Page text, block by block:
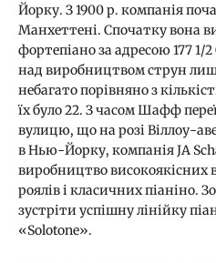
Йорку. З 1900 р. компанія
Манхеттені. Спочатку вона
фортепіано за адресою 177
над виробництвом струн
небагато порівняно з
їх було 22. З часом Шафф
вулицю, що на розі Віллоу-
в Нью-Йорку, компанія JA
виробництво високоякісних
роялів і класичних піаніно.
зустріти успішну лінійку
«Solotone».